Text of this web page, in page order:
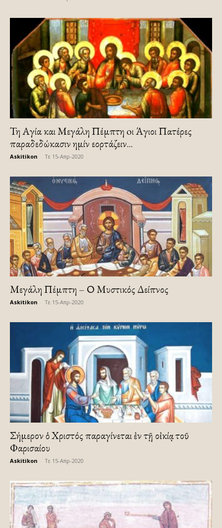
Τη Αγία και Μεγάλη Πέμπτη oι Άγιοι Πατέρες
παραδεδώκασιν ημίν εορτάζειν...
Askitikon Τε 15-Απρ-2020
Μεγάλη Πέμπτη – Ο Μυστικός Δείπνος
Askitikon Τε 15-Απρ-2020
Σήμερον ὁ Χριστός παραγίνεται ἐν τῇ οἰκίᾳ τοῦ
Φαρισαίου
Askitikon Τε 15-Απρ-2020